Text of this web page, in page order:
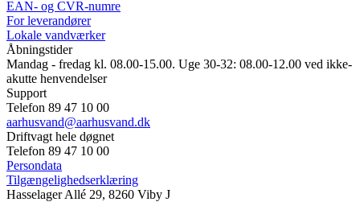
EAN- og CVR-numre
For leverandører
Lokale vandværker
Åbningstider
Mandag - fredag kl. 08.00-15.00. Uge 30-32: 08.00-12.00 ved ikke-
akutte henvendelser
Support
Telefon 89 47 10 00
aarhusvand@aarhusvand.dk
Driftvagt hele døgnet
Telefon 89 47 10 00
Persondata
Tilgængelighedserklæring
Hasselager Allé 29, 8260 Viby J